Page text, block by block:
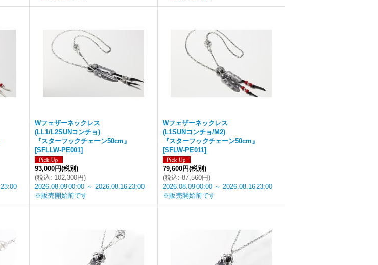
23:00
Wフェザーネックレス
(LL1/L2SUNコンチョ)
『スターフックチェーン50cm』
[SFLLW-PE001]
93,000円(税別)
(税込: 102,300円)
2026.08.0900:00 ～ 2026.08.1623:00
※販売開始前です
Wフェザーネックレス
(L1SUNコンチョ/M2)
『スターフックチェーン50cm』
[SFLW-PE011]
79,600円(税別)
(税込: 87,560円)
2026.08.0900:00 ～ 2026.08.1623:00
※販売開始前です